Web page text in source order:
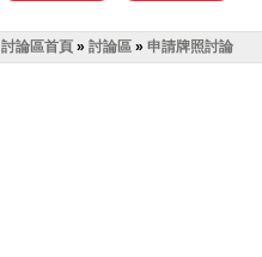
討論區首頁 » 討論區 » 申請牌照討論